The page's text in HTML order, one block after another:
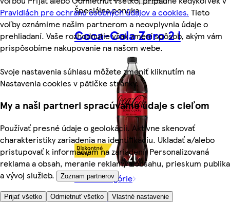
Pravidlách pre ochranu osobných údajov a cookies. Tieto
voľby oznámime našim partnerom a neovplyvnia údaje o
prehliadaní. Vaše rozhodnutie však zmení spôsob, akým vám
prispôsobíme nakupovanie na našom webe.
Svoje nastavenia súhlasu môžete zmeniť kliknutím na
Nastavenia cookies v pätičke stránky.
My a naši partneri spracúvame údaje s cieľom
Používať presné údaje o geolokácii. Aktívne skenovať
charakteristiky zariadenia na identifikáciu. Ukladať a/alebo
pristupovať k informáciám na zariadení. Personalizovaná
reklama a obsah, meranie reklamy a obsahu, prieskum publika
a vývoj služieb.
Zoznam partnerov
Prijať všetko Odmietnuť všetko Vlastné nastavenie
Špeciálna ponuka
Coca-Cola Zero 2 l
Viac z kategórie